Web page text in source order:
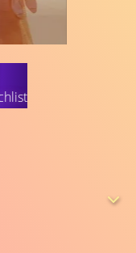
und ist überrascht,